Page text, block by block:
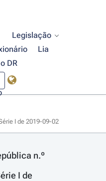
Legislação
Lia
DR
I de 2019-09-02
n.º
I de